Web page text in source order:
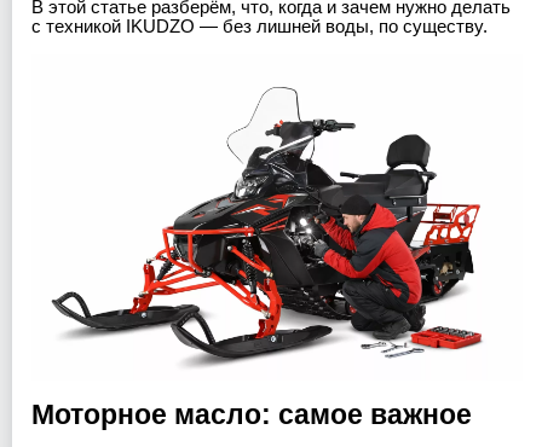
В этой статье разберём, что, когда и зачем нужно делать
с техникой IKUDZO — без лишней воды, по существу.
Моторное масло: самое важное